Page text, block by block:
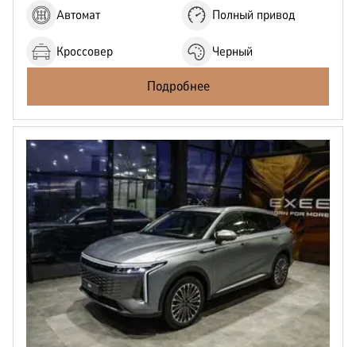
Автомат Полный привод
Кроссовер Черный
Подробнее